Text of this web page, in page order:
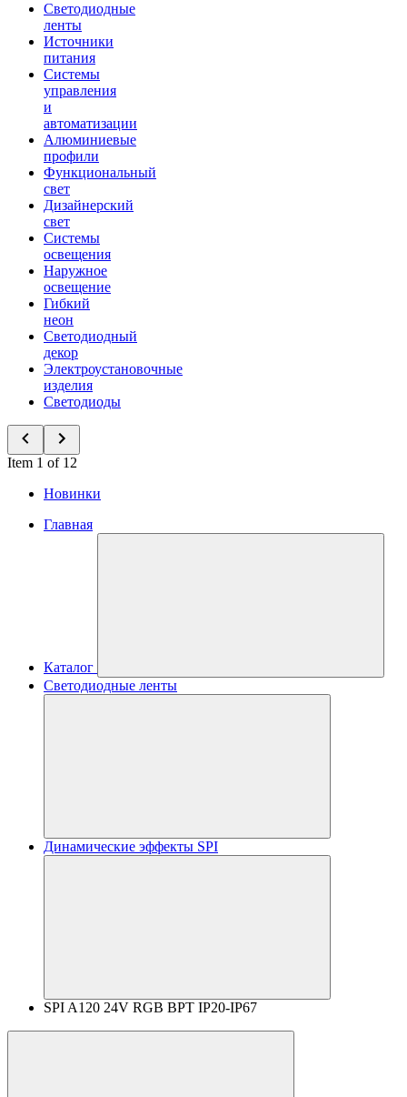
Светодиодные
ленты
Источники
питания
Системы
управления
и
автоматизации
Алюминиевые
профили
Функциональный
свет
Дизайнерский
свет
Системы
освещения
Наружное
освещение
Гибкий
неон
Светодиодный
декор
Электроустановочные
изделия
Светодиоды
Item 1 of 12
Новинки
Главная
Каталог
Светодиодные ленты
Динамические эффекты SPI
SPI A120 24V RGB BPT IP20-IP67